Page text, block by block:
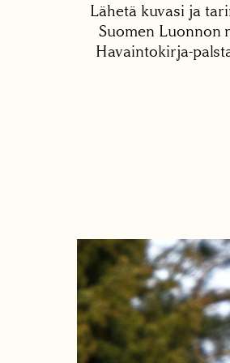
Lähetä kuvasi ja
Suomen Luonnon
Havaintokirja-